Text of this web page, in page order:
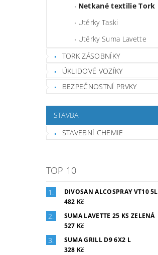
Netkané textilie Tork
Utěrky Taski
Utěrky Suma Lavette
TORK ZÁSOBNÍKY
ÚKLIDOVÉ VOZÍKY
BEZPEČNOSTNÍ PRVKY
STAVBA
STAVEBNÍ CHEMIE
TOP 10
DIVOSAN ALCOSPRAY VT10 5L
482 Kč
SUMA LAVETTE 25 KS ZELENÁ
527 Kč
SUMA GRILL D9 6X2 L
328 Kč